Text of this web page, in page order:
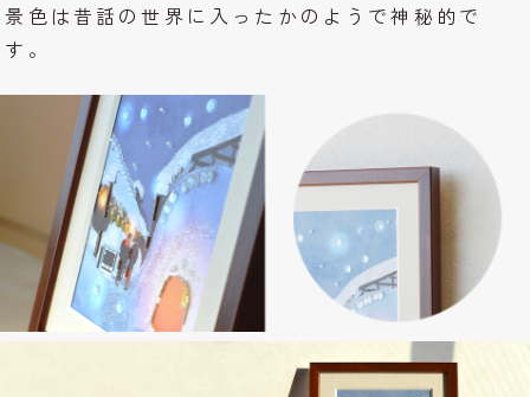
景色は昔話の世界に入ったかのようで神秘的で
す。